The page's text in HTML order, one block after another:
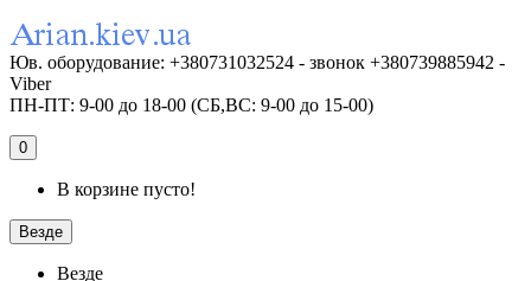
Юв. оборудование: +380731032524 - звонок +380739885942 -
Viber
ПН-ПТ: 9-00 до 18-00 (СБ,ВС: 9-00 до 15-00)
0
В корзине пусто!
Везде
Везде